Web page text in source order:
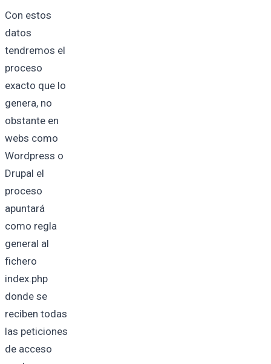
Con estos
datos
tendremos el
proceso
exacto que lo
genera, no
obstante en
webs como
Wordpress o
Drupal el
proceso
apuntará
como regla
general al
fichero
index.php
donde se
reciben todas
las peticiones
de acceso